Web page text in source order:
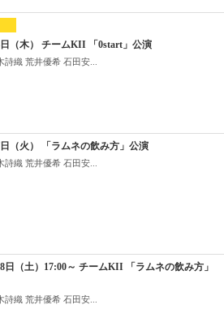
日（木） チームKII 「0start」公演
詩織 荒井優希 石田安...
（火） 「ラムネの飲み方」公演
詩織 荒井優希 石田安...
日（土）17:00～ チームKII 「ラムネの飲み方」
詩織 荒井優希 石田安...